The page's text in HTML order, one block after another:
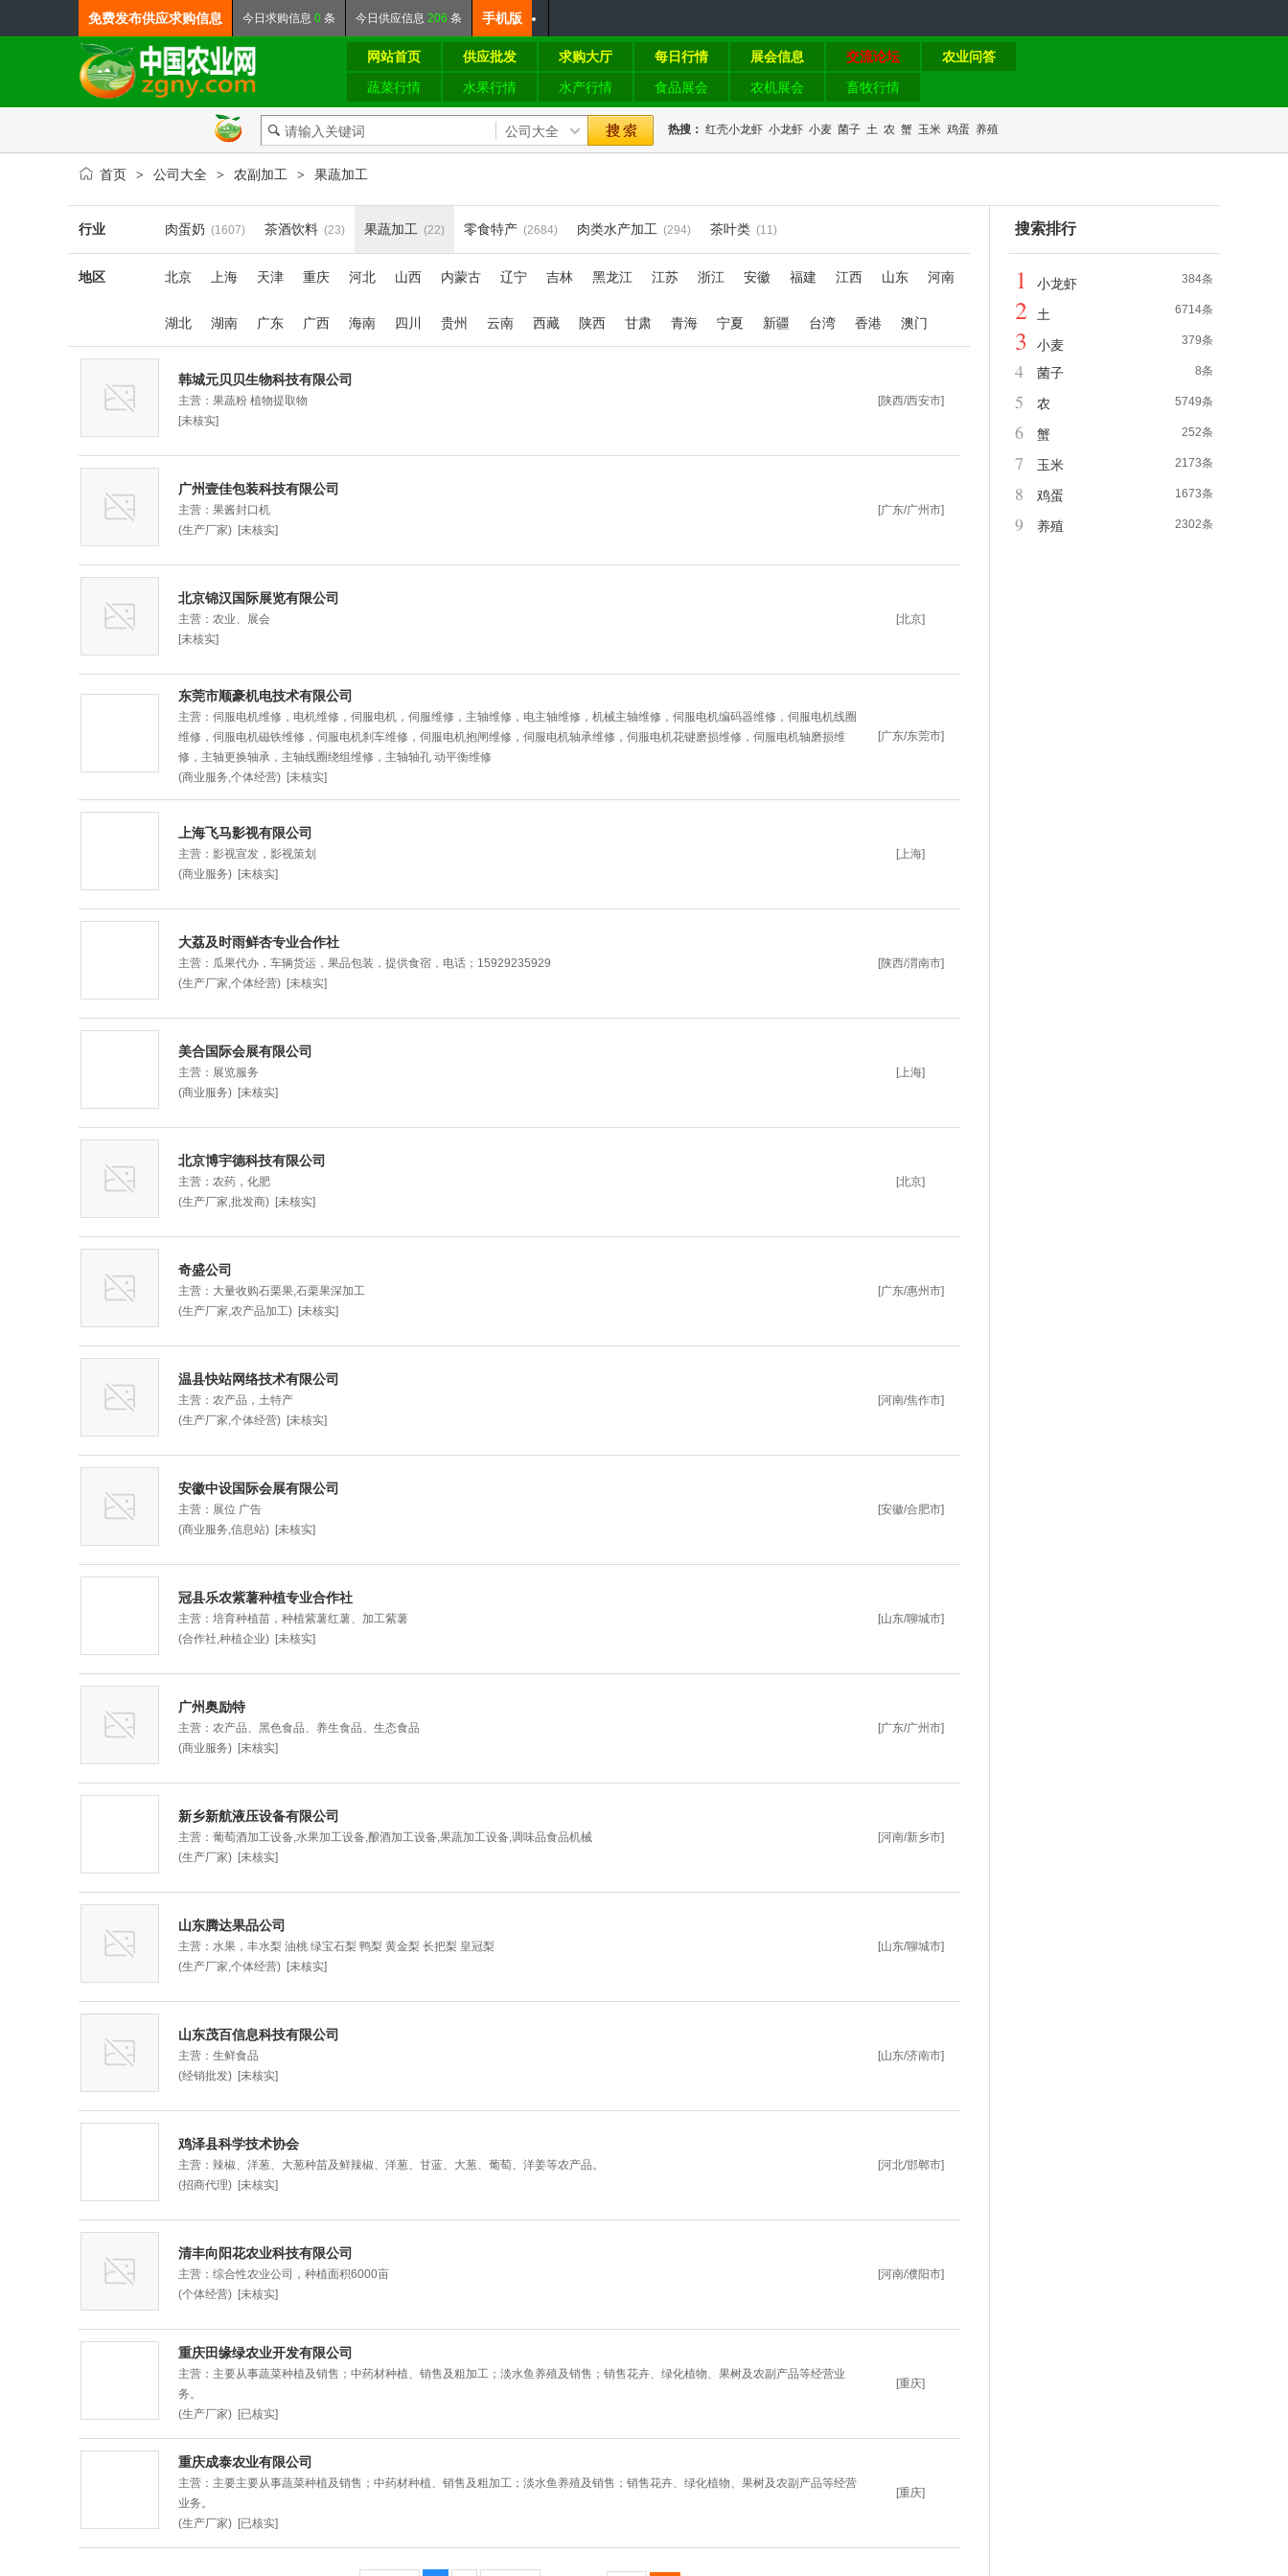
免费发布供应求购信息 今日 求购信息 0 条 今日 供应信息 206 条 手机版
网站首页 供应批发 求购大厅 每日行情 展会信息 交流论坛
农业问答
蔬菜行情
水果行情 水产行情 食品展会 农机展会 畜牧行情
热搜： 红壳小龙虾 小龙虾 小麦 菌子 土 农 蟹 玉米 鸡蛋 养殖
首页 > 公司大全 > 农副加工 > 果蔬加工
行业 肉蛋奶 (1607) 茶酒饮料 (23) 果蔬加工 (22) 零食特产 (2684) 肉类水产加工 (294) 茶叶类 (11)
地区 北京 上海 天津 重庆 河北 山西 内蒙古 辽宁 吉林 黑龙江 江苏 浙江 安徽 福建 江西 山东 河南
湖北 湖南 广东 广西 海南 四川 贵州 云南 西藏 陕西 甘肃 青海 宁夏 新疆 台湾 香港 澳门
韩城元贝贝生物科技有限公司
主营：果蔬粉 植物提取物
[未核实]
[陕西/西安市]
广州壹佳包装科技有限公司
主营：果酱封口机
(生产厂家) [未核实]
[广东/广州市]
北京锦汉国际展览有限公司
主营：农业、展会
[未核实]
[北京]
东莞市顺豪机电技术有限公司
主营：伺服电机维修，电机维修，伺服电机，伺服维修，主轴维修，电主轴维修，机械主轴维修，伺服电机编码器维修，伺服电机线圈
维修，伺服电机磁铁维修，伺服电机刹车维修，伺服电机抱闸维修，伺服电机轴承维修，伺服电机花键磨损维修，伺服电机轴磨损维
修，主轴更换轴承，主轴线圈绕组维修，主轴轴孔 动平衡维修
(商业服务,个体经营) [未核实]
[广东/东莞市]
上海飞马影视有限公司
主营：影视宣发，影视策划
(商业服务) [未核实]
[上海]
大荔及时雨鲜杏专业合作社
主营：瓜果代办，车辆货运，果品包装，提供食宿，电话；15929235929
(生产厂家,个体经营) [未核实]
[陕西/渭南市]
美合国际会展有限公司
主营：展览服务
(商业服务) [未核实]
[上海]
北京博宇德科技有限公司
主营：农药，化肥
(生产厂家,批发商) [未核实]
[北京]
奇盛公司
主营：大量收购石栗果,石栗果深加工
(生产厂家,农产品加工) [未核实]
[广东/惠州市]
温县快站网络技术有限公司
主营：农产品，土特产
(生产厂家,个体经营) [未核实]
[河南/焦作市]
安徽中设国际会展有限公司
主营：展位 广告
(商业服务,信息站) [未核实]
[安徽/合肥市]
冠县乐农紫薯种植专业合作社
主营：培育种植苗，种植紫薯红薯、加工紫薯
(合作社,种植企业) [未核实]
[山东/聊城市]
广州奥励特
主营：农产品、黑色食品、养生食品、生态食品
(商业服务) [未核实]
[广东/广州市]
新乡新航液压设备有限公司
主营：葡萄酒加工设备,水果加工设备,酿酒加工设备,果蔬加工设备,调味品食品机械
(生产厂家) [未核实]
[河南/新乡市]
山东腾达果品公司
主营：水果，丰水梨 油桃 绿宝石梨 鸭梨 黄金梨 长把梨 皇冠梨
(生产厂家,个体经营) [未核实]
[山东/聊城市]
山东茂百信息科技有限公司
主营：生鲜食品
(经销批发) [未核实]
[山东/济南市]
鸡泽县科学技术协会
主营：辣椒、洋葱、大葱种苗及鲜辣椒、洋葱、甘蓝、大葱、葡萄、洋姜等农产品。
(招商代理) [未核实]
[河北/邯郸市]
清丰向阳花农业科技有限公司
主营：综合性农业公司，种植面积6000亩
(个体经营) [未核实]
[河南/濮阳市]
重庆田缘绿农业开发有限公司
主营：主要从事蔬菜种植及销售；中药材种植、销售及粗加工；淡水鱼养殖及销售；销售花卉、绿化植物、果树及农副产品等经营业
务。
(生产厂家) [已核实]
[重庆]
重庆成泰农业有限公司
主营：主要主要从事蔬菜种植及销售；中药材种植、销售及粗加工；淡水鱼养殖及销售；销售花卉、绿化植物、果树及农副产品等经营
业务。
(生产厂家) [已核实]
[重庆]
搜索排行
384条
1 小龙虾
6714条
2 土
379条
3 小麦
8条
4 菌子
5749条
5 农
252条
6 蟹
2173条
7 玉米
1673条
8 鸡蛋
2302条
9 养殖